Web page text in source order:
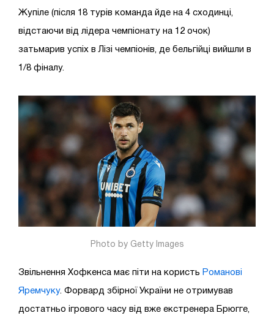
Жупіле (після 18 турів команда йде на 4 сходинці,
відстаючи від лідера чемпіонату на 12 очок)
затьмарив успіх в Лізі чемпіонів, де бельгійці вийшли в
1/8 фіналу.
Photo by Getty Images
Звільнення Хофкенса має піти на користь Романові
Яремчуку. Форвард збірної України не отримував
достатньо ігрового часу від вже екстренера Брюгге,